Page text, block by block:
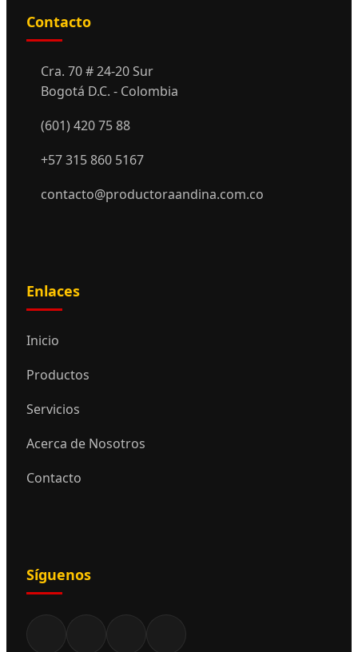
Contacto
Cra. 70 # 24-20 Sur
Bogotá D.C. - Colombia
(601) 420 75 88
+57 315 860 5167
contacto@productoraandina.com.co
Enlaces
Inicio
Productos
Servicios
Acerca de Nosotros
Contacto
Síguenos